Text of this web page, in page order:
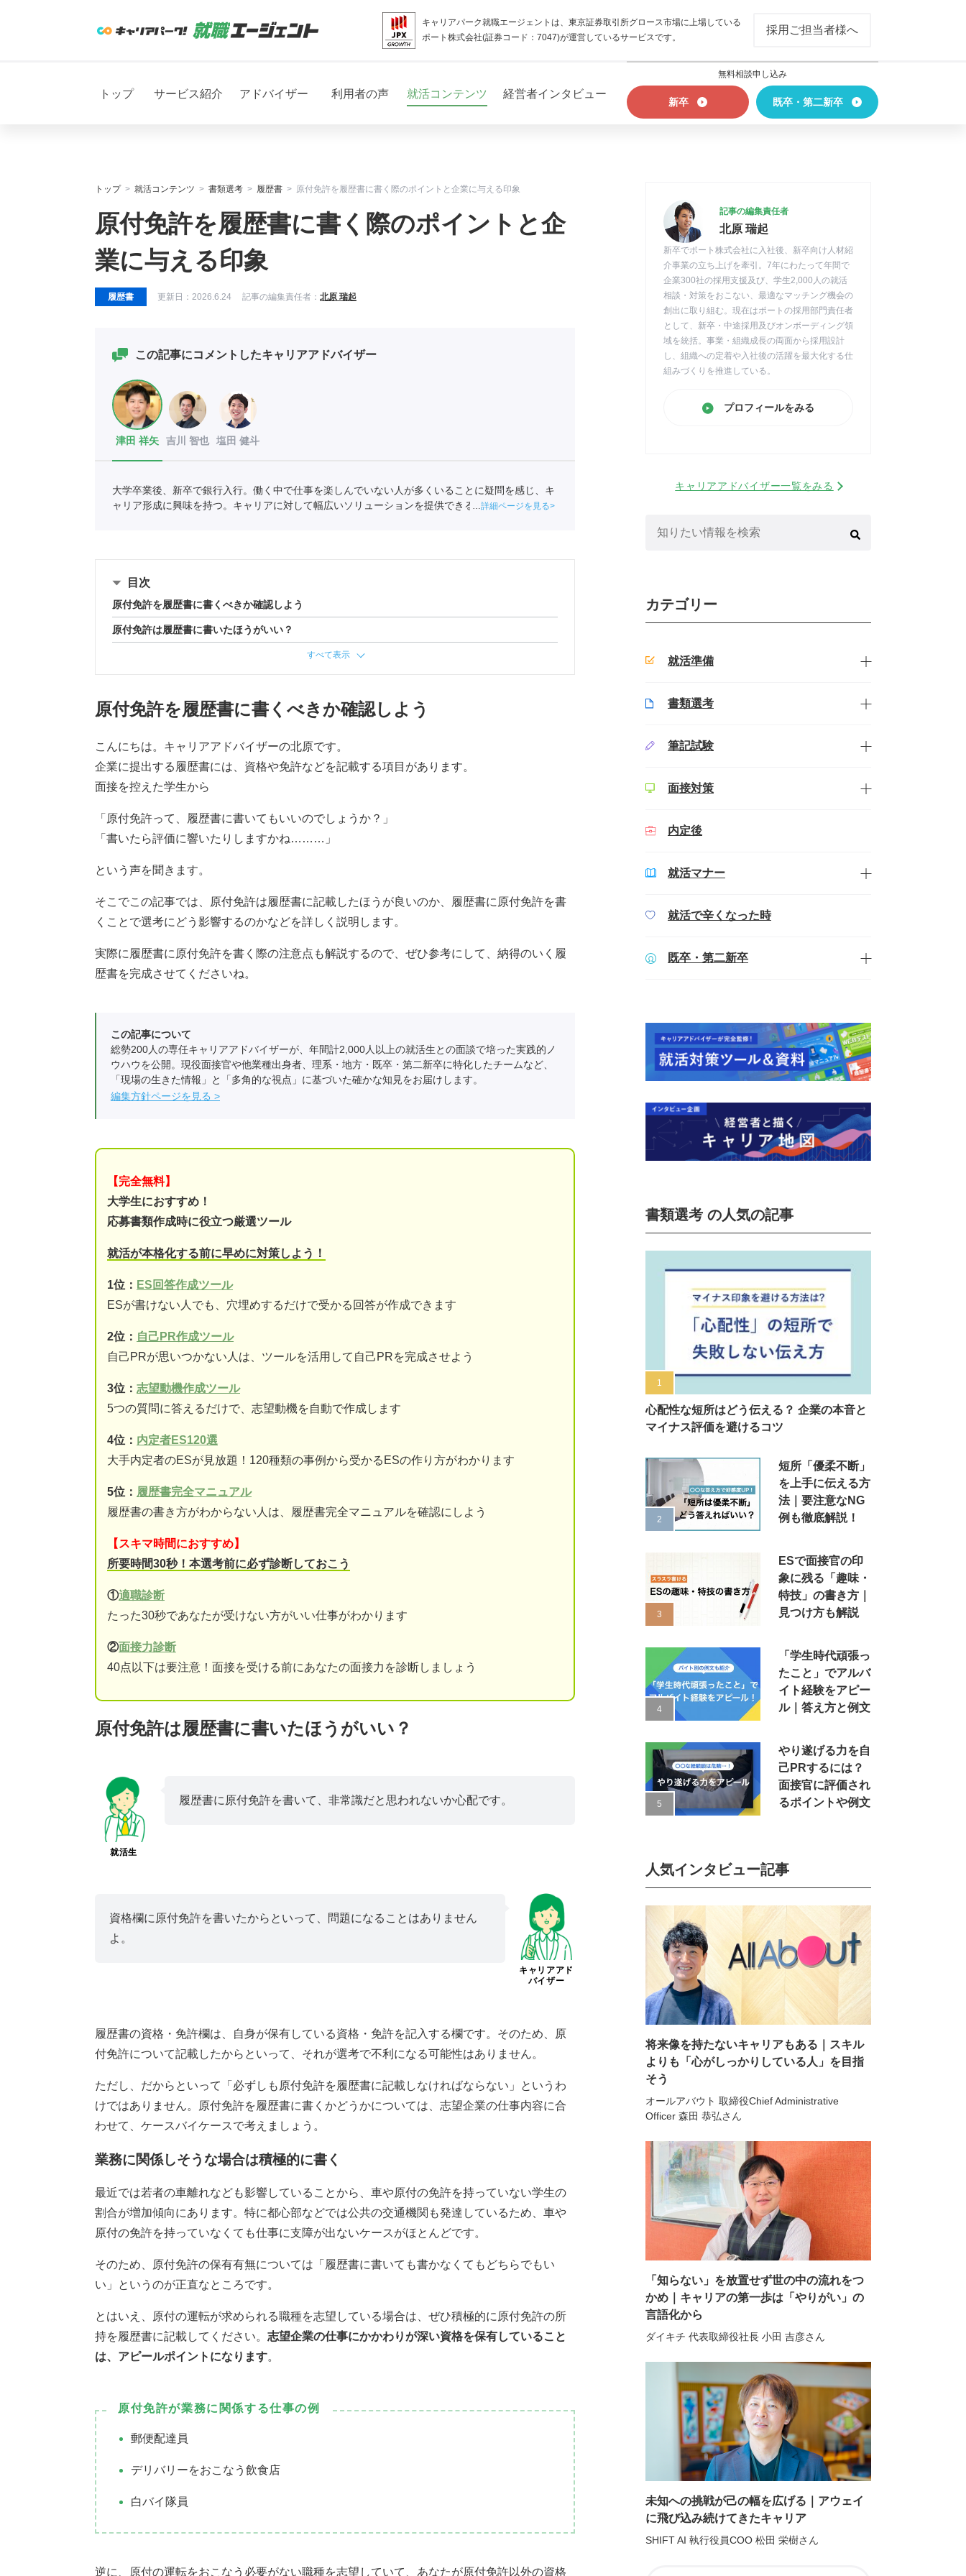
キャリアパーク就職エージェントは、東京証券取引所グロース市場に上場している
ポート株式会社(証券コード：7047)が運営しているサービスです。
採用ご担当者様へ
トップ サービス紹介 アドバイザー 利用者の声 就活コンテンツ 経営者インタビュー
無料相談申し込み
新卒 既卒・第二新卒
トップ 就活コンテンツ 書類選考 履歴書 原付免許を履歴書に書く際のポイントと企業に与える印象
原付免許を履歴書に書く際のポイントと企
業に与える印象
履歴書 更新日： 2026.6.24 記事の編集責任者： 北原 瑞起
この記事にコメントしたキャリアアドバイザー
津田 祥矢 吉川 智也 塩田 健斗
大学卒業後、新卒で銀行入行。働く中で仕事を楽しんでいない人が多くいることに疑問を感じ、キ
ャリア形成に興味を持つ。キャリアに対して幅広いソリューションを提供できるポートに入社し、
詳細ページを見る
目次
原付免許を履歴書に書くべきか確認しよう
原付免許は履歴書に書いたほうがいい？
すべて表示
原付免許を履歴書に書くべきか確認しよう
こんにちは。キャリアアドバイザーの北原です。
企業に提出する履歴書には、資格や免許などを記載する項目があります。
面接を控えた学生から
「原付免許って、履歴書に書いてもいいのでしょうか？」
「書いたら評価に響いたりしますかね………」
という声を聞きます。
そこでこの記事では、原付免許は履歴書に記載したほうが良いのか、履歴書に原付免許を書
くことで選考にどう影響するのかなどを詳しく説明します。
実際に履歴書に原付免許を書く際の注意点も解説するので、ぜひ参考にして、納得のいく履
歴書を完成させてくださいね。
この記事について
総勢200人の専任キャリアアドバイザーが、年間計2,000人以上の就活生との面談で培った実践的ノ
ウハウを公開。現役面接官や他業種出身者、理系・地方・既卒・第二新卒に特化したチームなど、
「現場の生きた情報」と「多角的な視点」に基づいた確かな知見をお届けします。
編集方針ページを見る
【完全無料】
大学生におすすめ！
応募書類作成時に役立つ厳選ツール
就活が本格化する前に早めに対策しよう！
1位： ES回答作成ツール
ESが書けない人でも、穴埋めするだけで受かる回答が作成できます
2位： 自己PR作成ツール
自己PRが思いつかない人は、ツールを活用して自己PRを完成させよう
3位： 志望動機作成ツール
5つの質問に答えるだけで、志望動機を自動で作成します
4位： 内定者ES120選
大手内定者のESが見放題！120種類の事例から受かるESの作り方がわかります
5位： 履歴書完全マニュアル
履歴書の書き方がわからない人は、履歴書完全マニュアルを確認にしよう
【スキマ時間におすすめ】
所要時間30秒！本選考前に必ず診断しておこう
①適職診断
たった30秒であなたが受けない方がいい仕事がわかります
②面接力診断
40点以下は要注意！面接を受ける前にあなたの面接力を診断しましょう
原付免許は履歴書に書いたほうがいい？
就活生
履歴書に原付免許を書いて、非常識だと思われないか心配です。
キャリアアド
バイザー
資格欄に原付免許を書いたからといって、問題になることはありません
よ。
履歴書の資格・免許欄は、自身が保有している資格・免許を記入する欄です。そのため、原
付免許について記載したからといって、それが選考で不利になる可能性はありません。
ただし、だからといって「必ずしも原付免許を履歴書に記載しなければならない」というわ
けではありません。原付免許を履歴書に書くかどうかについては、志望企業の仕事内容に合
わせて、ケースバイケースで考えましょう。
業務に関係しそうな場合は積極的に書く
最近では若者の車離れなども影響していることから、車や原付の免許を持っていない学生の
割合が増加傾向にあります。特に都心部などでは公共の交通機関も発達しているため、車や
原付の免許を持っていなくても仕事に支障が出ないケースがほとんどです。
そのため、原付免許の保有有無については「履歴書に書いても書かなくてもどちらでもい
い」というのが正直なところです。
とはいえ、原付の運転が求められる職種を志望している場合は、ぜひ積極的に原付免許の所
持を履歴書に記載してください。 志望企業の仕事にかかわりが深い資格を保有していること
は、アピールポイントになります。
原付免許が業務に関係する仕事の例
郵便配達員
デリバリーをおこなう飲食店
白バイ隊員
逆に、原付の運転をおこなう必要がない職種を志望していて、あなたが原付免許以外の資格
記事の編集責任者
北原 瑞起
新卒でポート株式会社に入社後、新卒向け人材紹
介事業の立ち上げを牽引。7年にわたって年間で
企業300社の採用支援及び、学生2,000人の就活
相談・対策をおこない、最適なマッチング機会の
創出に取り組む。現在はポートの採用部門責任者
として、新卒・中途採用及びオンボーディング領
域を統括。事業・組織成長の両面から採用設計
し、組織への定着や入社後の活躍を最大化する仕
組みづくりを推進している。
プロフィールをみる
キャリアアドバイザー一覧をみる
カテゴリー
就活準備
書類選考
筆記試験
面接対策
内定後
就活マナー
就活で辛くなった時
既卒・第二新卒
書類選考 の人気の記事
心配性な短所はどう伝える？ 企業の本音と
マイナス評価を避けるコツ
短所「優柔不断」
を上手に伝える方
法｜要注意なNG
例も徹底解説！
ESで面接官の印
象に残る「趣味・
特技」の書き方｜
見つけ方も解説
「学生時代頑張っ
たこと」でアルバ
イト経験をアピー
ル｜答え方と例文
やり遂げる力を自
己PRするには？
面接官に評価され
るポイントや例文
人気インタビュー記事
将来像を持たないキャリアもある｜スキル
よりも「心がしっかりしている人」を目指
そう
オールアバウト 取締役Chief Administrative
Officer 森田 恭弘さん
「知らない」を放置せず世の中の流れをつ
かめ｜キャリアの第一歩は「やりがい」の
言語化から
ダイキチ 代表取締役社長 小田 吉彦さん
未知への挑戦が己の幅を広げる｜アウェイ
に飛び込み続けてきたキャリア
SHIFT AI 執行役員COO 松田 栄樹さん